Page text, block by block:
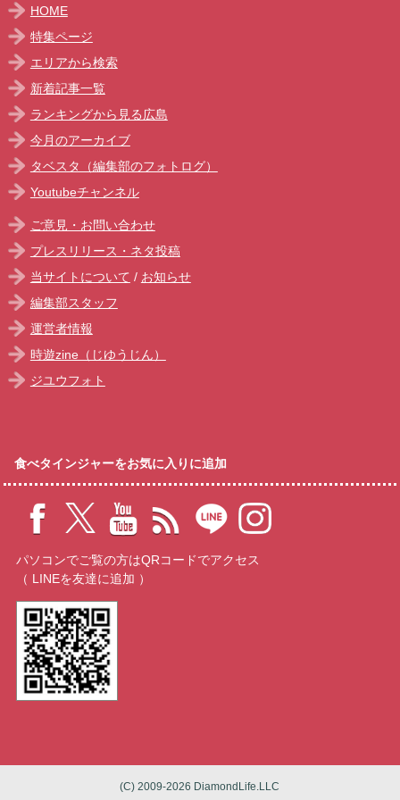
HOME
特集ページ
エリアから検索
新着記事一覧
ランキングから見る広島
今月のアーカイブ
タベスタ（編集部のフォトログ）
Youtubeチャンネル
ご意見・お問い合わせ
プレスリリース・ネタ投稿
当サイトについて / お知らせ
編集部スタッフ
運営者情報
時遊zine（じゆうじん）
ジユウフォト
食べタインジャーをお気に入りに追加
パソコンでご覧の方はQRコードでアクセス
（ LINEを友達に追加 ）
(C) 2009-2026 DiamondLife.LLC